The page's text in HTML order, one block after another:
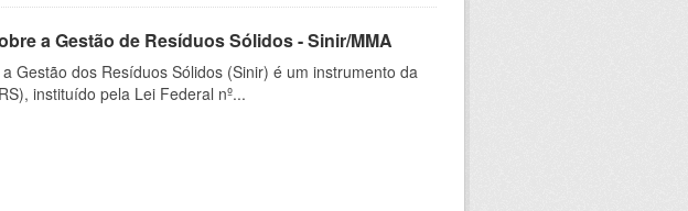
a Gestão de Resíduos Sólidos - Sinir/MMA
Gestão dos Resíduos Sólidos (Sinir) é um instrumento da
instituído pela Lei Federal nº...